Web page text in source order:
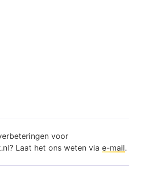
voor
Laat het ons weten via e-mail.